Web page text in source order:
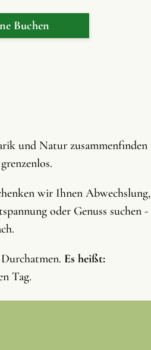
Buchen
und Natur zusammenfinden
wir Ihnen Abwechslung,
oder Genuss suchen -
Es heißt:
Tag.